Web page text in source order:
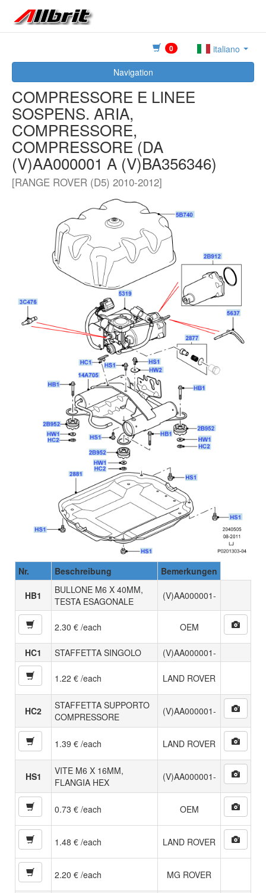
0
italiano
Navigation
COMPRESSORE E LINEE
SOSPENS. ARIA,
COMPRESSORE,
COMPRESSORE (DA
(V)AA000001 A (V)BA356346)
[RANGE ROVER (D5) 2010-2012]
Nr. Beschreibung Bemerkungen
HB1
BULLONE M6 X 40MM,
TESTA ESAGONALE
(V)AA000001-
2.30 € /each OEM
HC1 STAFFETTA SINGOLO (V)AA000001-
1.22 € /each LAND ROVER
HC2
STAFFETTA SUPPORTO
COMPRESSORE
(V)AA000001-
1.39 € /each LAND ROVER
HS1
VITE M6 X 16MM,
FLANGIA HEX
(V)AA000001-
0.73 € /each OEM
1.48 € /each LAND ROVER
2.20 € /each MG ROVER